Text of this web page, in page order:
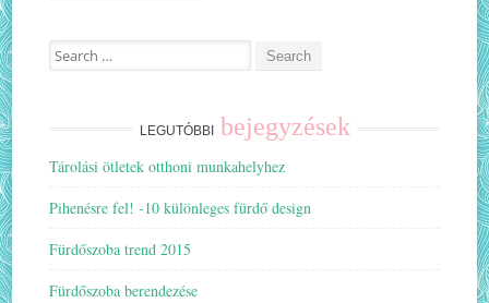
Search
for:
LEGUTÓBBI bejegyzések
Tárolási ötletek otthoni munkahelyhez
Pihenésre fel! -10 különleges fürdő design
Fürdőszoba trend 2015
Fürdőszoba berendezése